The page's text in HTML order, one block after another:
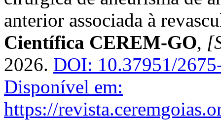
anterior associada à
Científica CEREM-GO,
2026. DOI: 10.37951/
Disponível em:
https://